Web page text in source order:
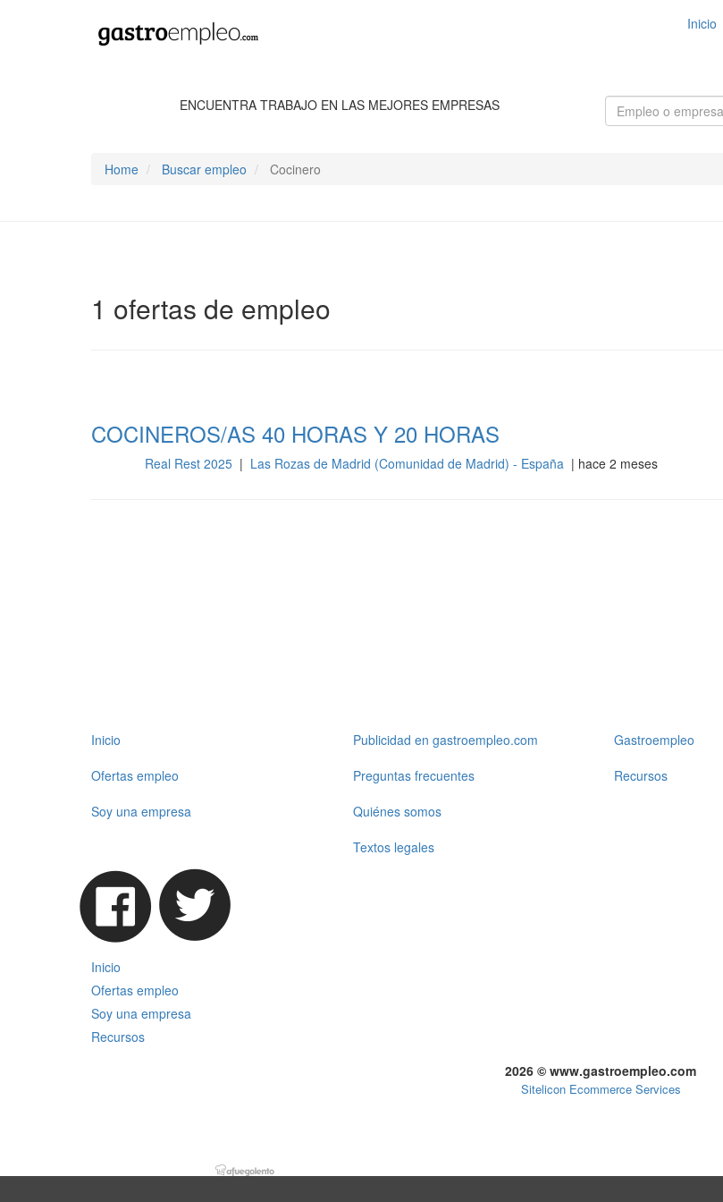
Inicio
ENCUENTRA TRABAJO EN LAS MEJORES EMPRESAS
Home Buscar empleo Cocinero
1 ofertas de empleo
COCINEROS/AS 40 HORAS Y 20 HORAS
Real Rest 2025 | Las Rozas de Madrid (Comunidad de Madrid) - España | hace 2 meses
Inicio
Ofertas empleo
Soy una empresa
Publicidad en gastroempleo.com
Preguntas frecuentes
Quiénes somos
Textos legales
Gastroempleo
Recursos
Inicio
Ofertas empleo
Soy una empresa
Recursos
2026 © www.gastroempleo.com
Sitelicon Ecommerce Services